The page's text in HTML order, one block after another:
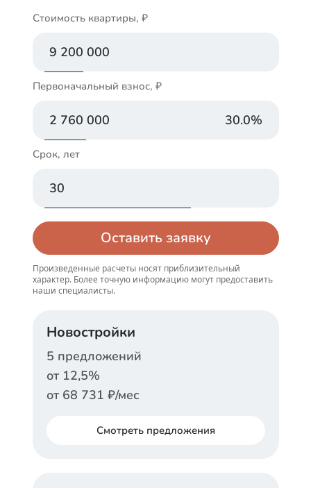
Стоимость квартиры, ₽
Первоначальный взнос, ₽
30.0%
Срок, лет
Оставить заявку
Произведенные расчеты носят приблизительный
характер. Более точную информацию могут предоставить
наши специалисты.
Новостройки
5 предложений
от 12,5%
от 68 731 ₽/мес
Смотретьпредложения